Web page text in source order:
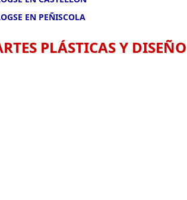
EN PEÑISCOLA
PLÁSTICAS Y DISEÑO